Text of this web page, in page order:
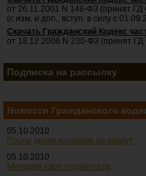
от 26.11.2001 N 146-ФЗ (принят
(с изм. и доп., вступ. в силу с
Скачать Гражданский Кодекс
от 18.12.2006 N 230-ФЗ (принят
Подписка на рассылку
Новости Гражданского
05.10.2010
После драки кулаками не машут
05.10.2010
Милиция свое отработала